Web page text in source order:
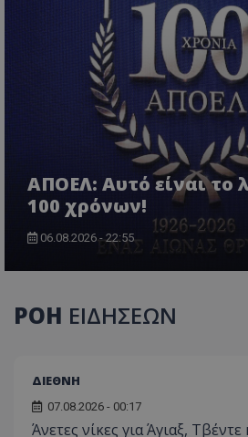
ΑΠΟΕΛ: Αυτό είναι το
100 χρόνων!
06.08.2026 - 22:55
ΡΟΗ ΕΙΔΗΣΕΩΝ
ΔΙΕΘΝΗ
07.08.2026 - 00:17
Άνετες νίκες για Άγιαξ,